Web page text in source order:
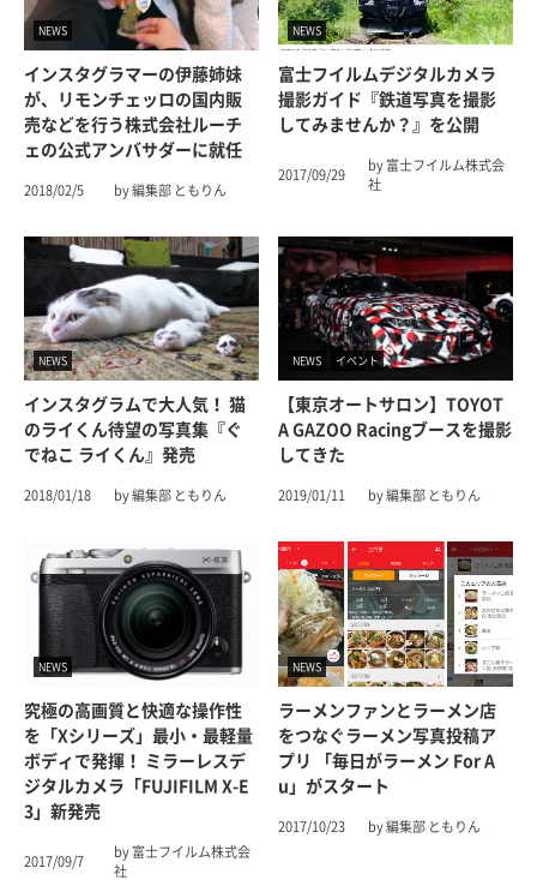
NEWS
インスタグラマーの伊藤姉妹
が、リモンチェッロの国内販
売などを行う株式会社ルーチ
ェの公式アンバサダーに就任
2018/02/5 by 編集部 ともりん
NEWS
富士フイルムデジタルカメラ
撮影ガイド『鉄道写真を撮影
してみませんか？』を公開
2017/09/29
by 富士フイルム株式会
社
NEWS
インスタグラムで大人気！ 猫
のライくん待望の写真集『ぐ
でねこ ライくん』発売
2018/01/18 by 編集部 ともりん
NEWS イベント
【東京オートサロン】TOYOT
A GAZOO Racingブースを撮影
してきた
2019/01/11 by 編集部 ともりん
NEWS
究極の高画質と快適な操作性
を「Xシリーズ」最小・最軽量
ボディで発揮！ ミラーレスデ
ジタルカメラ「FUJIFILM X-E
3」新発売
2017/09/7
by 富士フイルム株式会
社
NEWS
ラーメンファンとラーメン店
をつなぐラーメン写真投稿ア
プリ 「毎日がラーメン For A
U」がスタート
2017/10/23 by 編集部 ともりん